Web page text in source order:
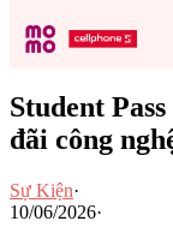
Student
đãi công
Sự Kiện·
10/06/2026·